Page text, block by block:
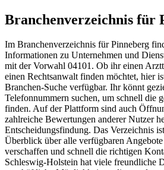
Branchenverzeichnis für
Im Branchenverzeichnis für Pinneberg
Informationen zu Unternehmen und
mit der Vorwahl 04101. Ob ihr einen
einen Rechtsanwalt finden möchtet, hier
Branchen-Suche verfügbar. Ihr könnt
Telefonnummern suchen, um schnell die
finden. Auf der Plattform sind auch
zahlreiche Bewertungen anderer Nutzer
Entscheidungsfindung. Das Verzeichnis
Überblick über alle verfügbaren
verschaffen und schnell die richtigen
Schleswig-Holstein hat viele freundliche